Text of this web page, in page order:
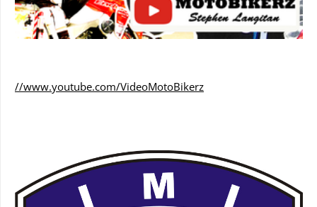
//www.youtube.com/VideoMotoBikerz